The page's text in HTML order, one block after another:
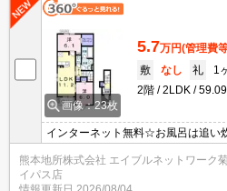
画像：23枚
5.7万円(管理費
敷
なし 礼
1
2階
2LDK
インターネット無料☆お風呂は追い
☆3口コンロ付きシステムキッチン
す。2年経過後家賃63,000円。
熊本地所株式会社 エイブルネットワーク
イパス店